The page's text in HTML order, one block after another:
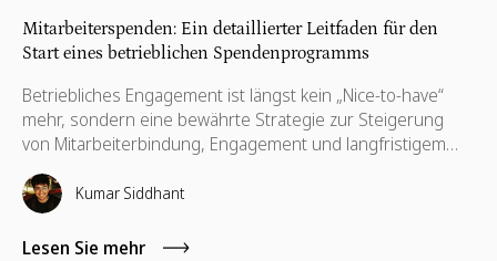
Mitarbeiterspenden: Ein detaillierter Leitfaden für den
Start eines betrieblichen Spendenprogramms
Betriebliches Engagement ist längst kein „Nice-to-have“
mehr, sondern eine bewährte Strategie zur Steigerung
von Mitarbeiterbindung, Engagement und langfristigem
Unternehmenserfolg. Erfahren Sie, wie strukturierte
Programme die Beteiligung fördern, wie Sie Angebote
gestalten, die von Ihren Mitarbeitern auch wirklich genutzt
werden, und wie ein realistisches erstes Jahr aussieht.
Kumar Siddhant
Lesen Sie mehr